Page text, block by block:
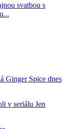
svatbou s
Ginger Spice dnes
v seriálu Jen